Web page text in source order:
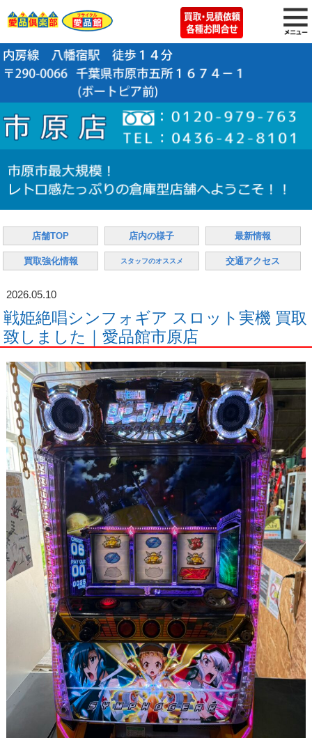
店舗TOP 店内の様子 最新情報
買取強化情報 スタッフのオススメ 交通アクセス
2026.05.10
戦姫絶唱シンフォギア スロット実機 買取
致しました｜愛品館市原店